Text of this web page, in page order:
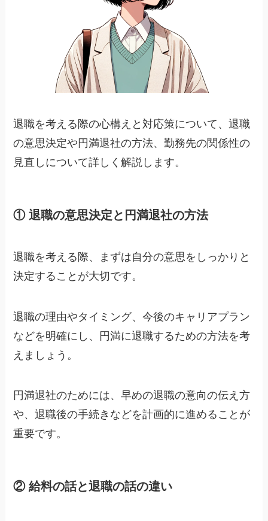
退職を考える際の心構えと対応策について、退職
の意思決定や円満退社の方法、勤務先の関係性の
見直しについて詳しく解説します。
① 退職の意思決定と円満退社の方法
退職を考える際、まずは自分の意思をしっかりと
決定することが大切です。
退職の理由やタイミング、今後のキャリアプラン
などを明確にし、円満に退職するための方法を考
えましょう。
円満退社のためには、早めの退職の意向の伝え方
や、退職後の手続きなどを計画的に進めることが
重要です。
② 給料の話と退職の話の違い